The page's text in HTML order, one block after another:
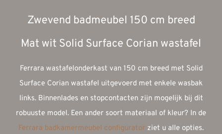
Zwevend badmeubel 150 cm breed
Mat wit Solid Surface Corian wastafel
Ferrara wastafelonderkast van 150 cm breed met Solid
Surface Corian wastafel uitgevoerd met enkele wasbak
links. Binnenlades en stopcontacten zijn mogelijk bij dit
robuuste model. Een ander soort materiaal of kleur? In de
Ferrara badkamermeubel configurator ziet u alle opties.